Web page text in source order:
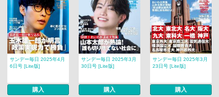
サンデー毎日 2025年4月
6日号 [Lite版]
購入
サンデー毎日 2025年3月
30日号 [Lite版]
購入
サンデー毎日 2025年3月
23日号 [Lite版]
購入